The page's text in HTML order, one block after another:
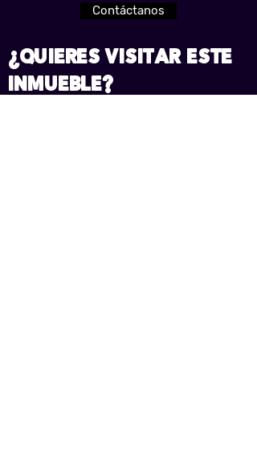
Contáctanos
¿Quieres visitar este
inmueble?